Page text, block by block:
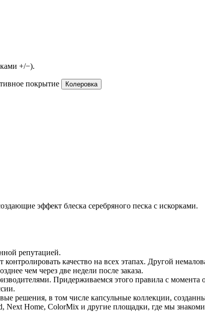
+/−).
покрытие Колеровка
эффект блеска серебряного песка с искорками.
репутацией.
контролировать качество на всех этапах. Другой
чем через две недели после заказа.
Придерживаемся этого правила с
решения, в том числе капсульные коллекции,
Next Home, ColorMix и другие площадки, где мы